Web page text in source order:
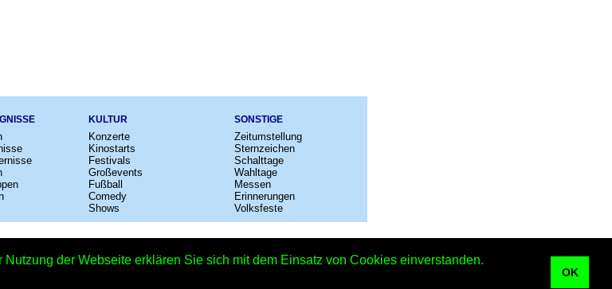
der Webseite erklären Sie sich mit dem Einsatz von Cookies einverstanden.
OK
KULTUR
Konzerte
Kinostarts
Festivals
Großevents
Fußball
Comedy
Shows
SONSTIGE
Zeitumstellung
Sternzeichen
Schalttage
Wahltage
Messen
Erinnerungen
Volksfeste
– Copyright © 2026 Kleiner Kalender